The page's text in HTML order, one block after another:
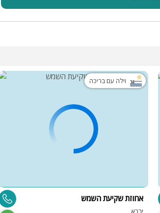
וילה עם בריכה
אחוזת שקיעת השמש